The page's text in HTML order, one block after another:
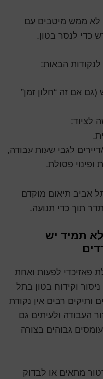
לא ממש מיטבים עם
כדי לנסר בטון.
הבאות:
אם זה “חלון זמן”
לציוד:
לגבי שעות עבודה,
ופינוי פסולת.
אביב תיאום מוקדם
תוך כדי תנועה.
תמיד יש
פאזיכדי לפעות ואחת
וקידוח בטון בתל
ותיקים רבים אין נקודת
העבודה ולעיתים גם
גבוהים בצורה
מתאים או לבדוק